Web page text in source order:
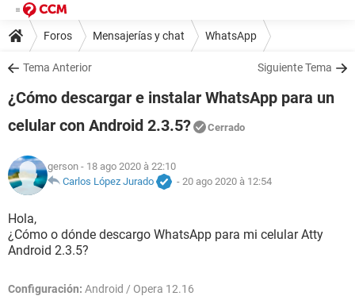
Foros Mensajerías y chat WhatsApp
Tema Anterior Siguiente Tema
¿Cómo descargar e instalar WhatsApp para un
celular con Android 2.3.5?
Cerrado
gerson - 18 ago 2020 à 22:10
Carlos López Jurado
- 20 ago 2020 à 12:54
Hola,
¿Cómo o dónde descargo WhatsApp para mi celular Atty
Android 2.3.5?
Configuración: Android / Opera 12.16